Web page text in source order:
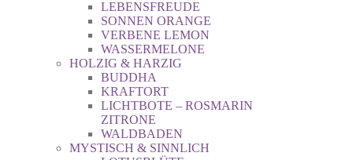
LEBENSFREUDE
SONNEN ORANGE
VERBENE LEMON
WASSERMELONE
HOLZIG & HARZIG
BUDDHA
KRAFTORT
LICHTBOTE – ROSMARIN
ZITRONE
WALDBADEN
MYSTISCH & SINNLICH